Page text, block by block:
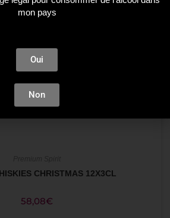
CHRISTMAS 12X3CL
58,08€
mon pays
Oui
Non